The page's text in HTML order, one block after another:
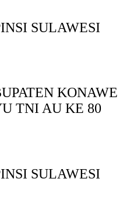
SULAWESI
KONAWE
TNI AU KE 80
SULAWESI